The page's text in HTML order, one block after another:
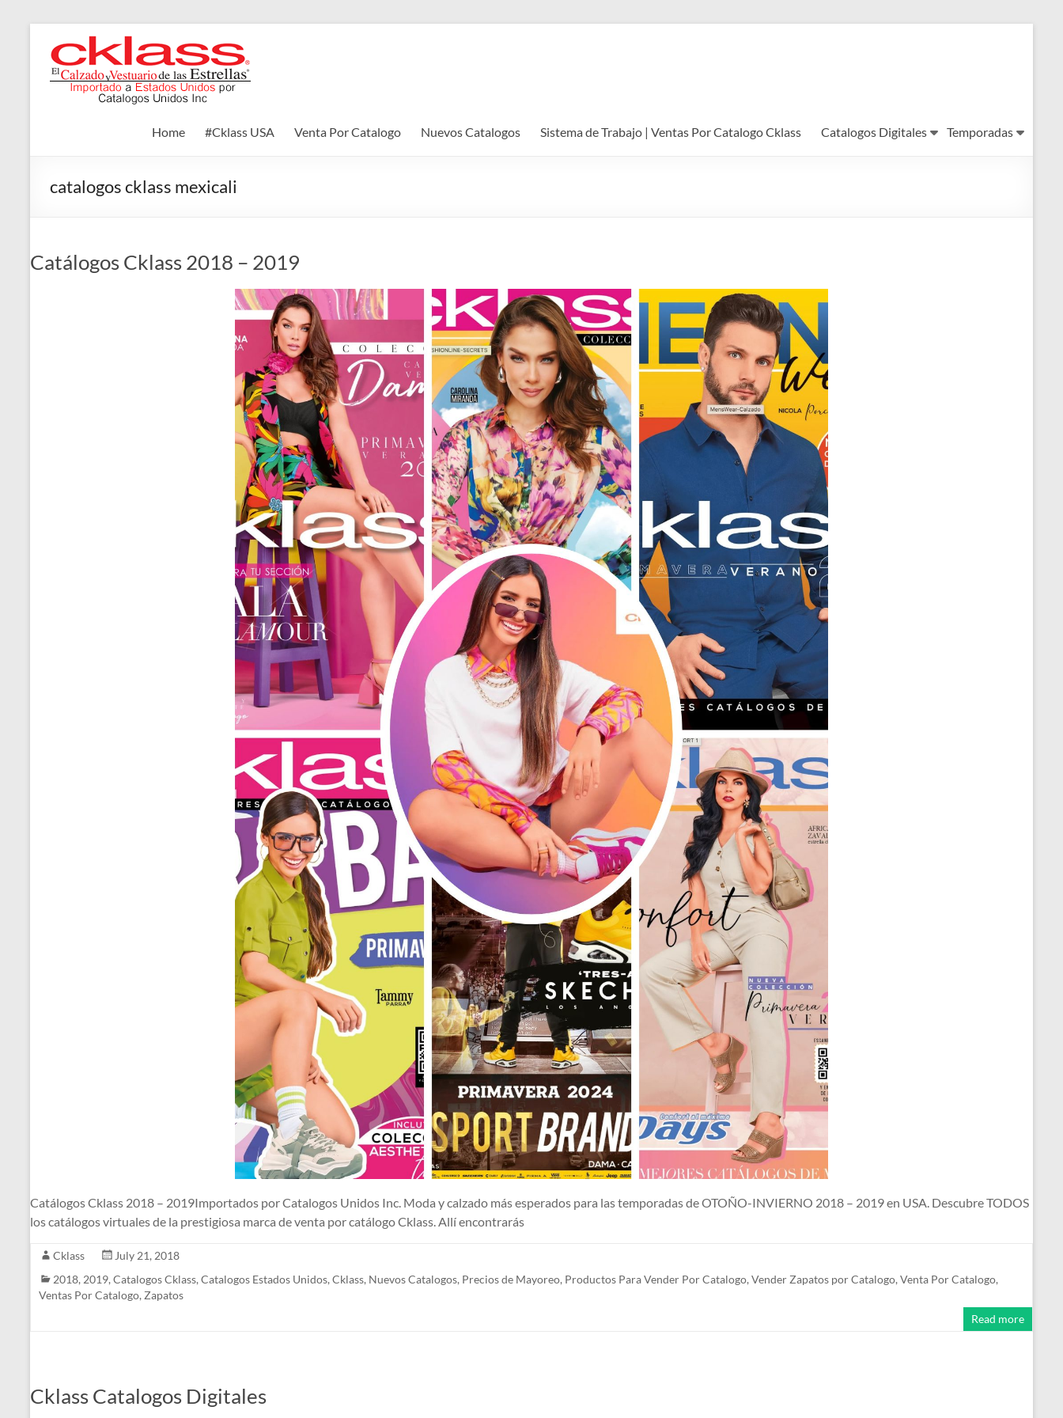
content
Cklass
El
las
Home #Cklass USA Venta Por Catalogo Nuevos Catalogos Sistema de Trabajo | Ventas Por Catalogo Cklass Catalogos Digitales Temporadas
catalogos cklass mexicali
Catálogos Cklass 2018 – 2019
Catálogos Cklass 2018 – 2019Importados por Catalogos Unidos Inc. Moda y calzado más esperados para las temporadas de OTOÑO-INVIERNO 2018 – 2019 en USA. Descubre TODOS
los catálogos virtuales de la prestigiosa marca de venta por catálogo Cklass. Allí encontrarás
Cklass
July 21, 2018
2018, 2019, Catalogos Cklass, Catalogos Estados Unidos, Cklass, Nuevos Catalogos, Precios de Mayoreo, Productos Para Vender Por Catalogo, Vender Zapatos por Catalogo, Venta Por Catalogo,
Ventas Por Catalogo, Zapatos
Read more
Cklass Catalogos Digitales